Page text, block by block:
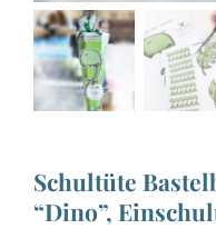
Schultüte
“Dino”,